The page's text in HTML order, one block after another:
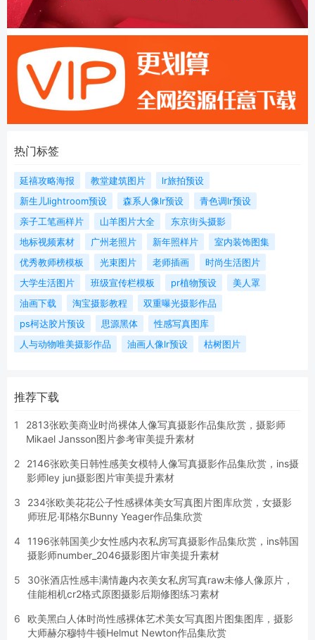
热门标签
延禧攻略海报 教堂建筑图片
lr旅拍预设
新生儿lightroom预设
森系人像lr预设
青色调lr预设
亲子工笔画样片
山羊图片大全
东京街头摄影
地标视频素材
广州老照片 新年照样片
室内装饰图集
优秀教师榜模板
光束图片 老师插画
时尚生活图片
大学生活图片
班级宣传栏模板 pr植物预设
美人罩
油画下载
淘宝摄影教程
双重曝光摄影作品
ps柯达胶片预设
思源黑体
性感写真图库
人与动物唯美摄影作品
油画人像lr预设 枯树图片
推荐下载
1
2813张欧美商业时尚裸体人像写真摄影作品集欣赏，摄影师
Mikael Jansson图片参考审美提升素材
2
2146张欧美日韩性感美女模特人像写真摄影作品集欣赏，ins摄
影师ley jun摄影图片审美提升素材
3
234张欧美花花公子性感裸体美女写真图片图库欣赏，女摄影
师班尼·耶格尔Bunny Yeager作品集欣赏
4
1196张韩国美少女性感内衣私房写真摄影作品集欣赏，ins韩国
摄影师number_2046摄影图片审美提升素材
5
30张酒店性感丰满情趣内衣美女私房写真raw未修人像原片，
佳能相机cr2格式原图摄影后期修图练习素材
6
欧美黑白人体时尚性感裸体艺术美女写真图片图集图库，摄影
大师赫尔穆特牛顿Helmut Newton作品集欣赏